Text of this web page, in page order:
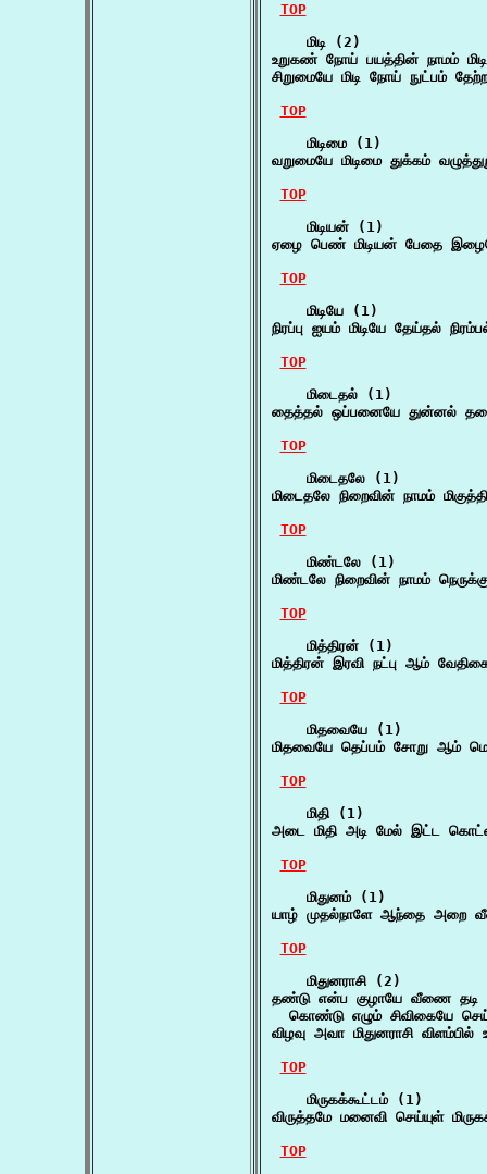
TOP
    மிடி (2)
உறுகண் நோய் பயத்தின் நாமம்
சிறுமையே மிடி நோய் நுட்பம்
TOP
    மிடிமை (1)
வறுமையே மிடிமை துக்கம்
TOP
    மிடியன் (1)
ஏழை பெண் மிடியன் பேதை
TOP
    மிடியே (1)
நிரப்பு ஐயம் மிடியே தேய்தல்
TOP
    மிடைதல் (1)
தைத்தல் ஒப்பனையே துன்னல்
TOP
    மிடைதலே (1)
மிடைதலே நிறைவின் நாமம்
TOP
    மிண்டலே (1)
மிண்டலே நிறைவின் நாமம்
TOP
    மித்திரன் (1)
மித்திரன் இரவி நட்பு ஆம்
TOP
    மிதவையே (1)
மிதவையே தெப்பம் சோறு ஆம்
TOP
    மிதி (1)
அடை மிதி அடி மேல் இட்ட
TOP
    மிதுனம் (1)
யாழ் முதல்நாளே ஆந்தை அறை
TOP
    மிதுனராசி (2)
தண்டு என்ப குழாயே வீணை தடி
கொண்டு எழும் சிவிகையே
விழவு அவா மிதுனராசி
TOP
    மிருகக்கூட்டம் (1)
விருத்தமே மனைவி செய்யுள்
TOP